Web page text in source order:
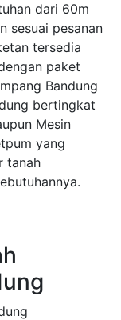
dari 60m
sesuai pesanan
tersedia
paket
Bandung
bertingkat
Mesin
yang
tanah